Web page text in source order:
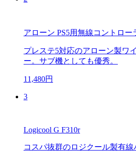
アローン PS5用無線コントロー
プレステ5対応のアローン製ワ
ー。サブ機としても優秀。
11,480円
3
Logicool G F310r
コスパ抜群のロジクール製有